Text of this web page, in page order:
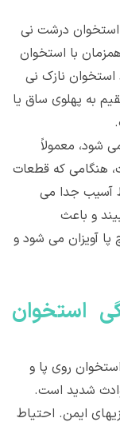
استخوان درشت نی
با استخوان
نازک نی
به پهلوی ساق یا
شود، معمولاً
هنگامی که قطعات
آسیب جدا می
و باعث
آویزان می شود و
استخوان
روی پا و
شدید است.
ایمن. احتیاط